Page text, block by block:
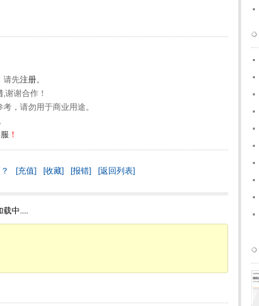
请先注册。
,谢谢合作！
，请勿用于商业用途。
！
[充值] [收藏] [报错] [返回列表]
载中....